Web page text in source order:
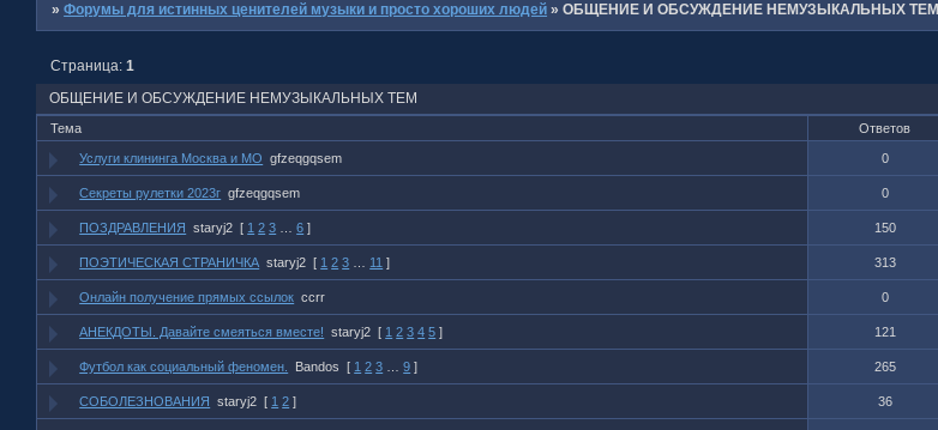
»Форумы для истинных ценителей музыки и просто хороших людей »ОБЩЕНИЕ И ОБСУЖДЕНИЕ НЕМУЗЫКАЛЬНЫХ ТЕМ
ОБЩЕНИЕ И ОБСУЖДЕНИЕ НЕМУЗЫКАЛЬНЫХ ТЕМ
Страница:1
Тема Ответов
Услуги клининга Москва и МО gfzeqgqsem 0
Секреты рулетки 2023г gfzeqgqsem 0
ПОЗДРАВЛЕНИЯ staryj2 [ 1 2 3 6 ] 150
ПОЭТИЧЕСКАЯ СТРАНИЧКА staryj2 [ 1 2 3 11 ] 313
Онлайн получение прямых ссылок ccrr 0
АНЕКДОТЫ. Давайте смеяться вместе! staryj2 [ 1 2 3 4 5 ] 121
Футбол как социальный феномен. Bandos [ 1 2 3 9 ] 265
СОБОЛЕЗНОВАНИЯ staryj2 [ 1 2 ] 36